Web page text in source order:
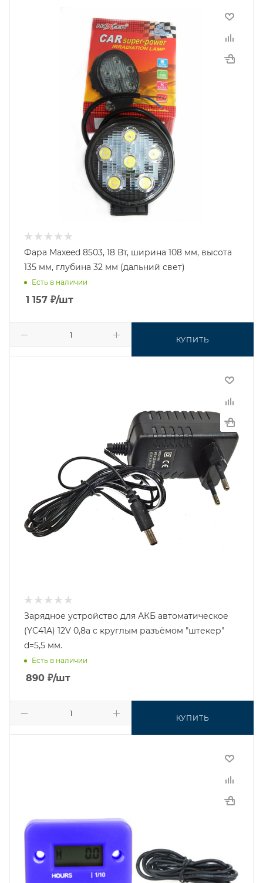
Фара Maxeed 8503, 18 Вт, ширина 108 мм, высота
135 мм, глубина 32 мм (дальний свет)
Есть в наличии
1 157 ₽/шт
КУПИТЬ
Зарядное устройство для АКБ автоматическое
(YC41A) 12V 0,8а с круглым разъёмом "штекер"
d=5,5 мм.
Есть в наличии
890 ₽/шт
КУПИТЬ